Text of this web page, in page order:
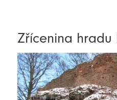
Zřícenina hradu